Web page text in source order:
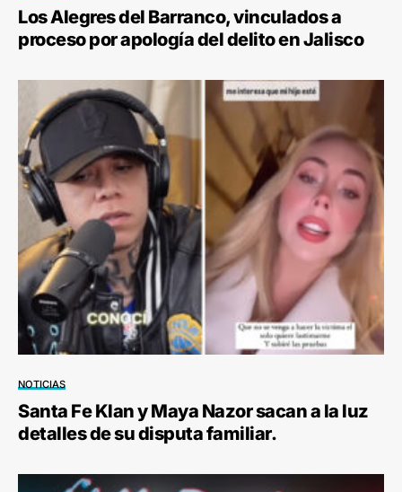
Los Alegres del Barranco, vinculados a
proceso por apología del delito en Jalisco
NOTICIAS
Santa Fe Klan y Maya Nazor sacan a la luz
detalles de su disputa familiar.